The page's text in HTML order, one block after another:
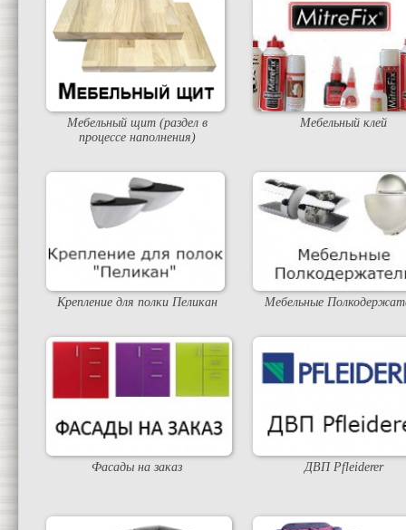
Мебельный щит (раздел в
процессе наполнения)
Мебельный клей
Крепление для полки Пеликан Мебельные
Фасады на заказ ДВП Pfleiderer